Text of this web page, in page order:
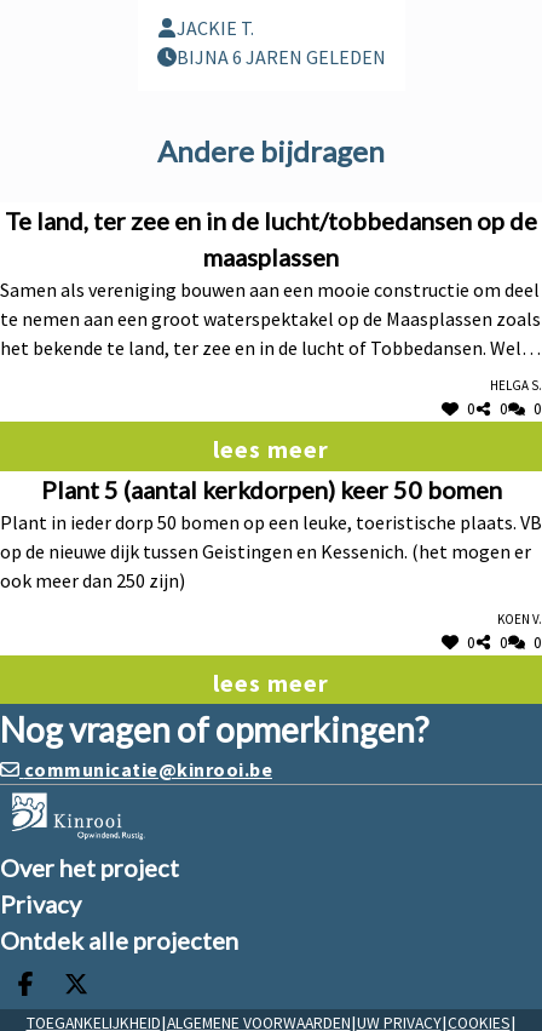
JACKIE T.
BIJNA 6 JAREN GELEDEN
Andere bijdragen
Te land, ter zee en in de lucht/tobbedansen op de
maasplassen
Samen als vereniging bouwen aan een mooie constructie om deel
te nemen aan een groot waterspektakel op de Maasplassen zoals
het bekende te land, ter zee en in de lucht of Tobbedansen. Welke
Kinrooise vereniging maakt de mooiste constructie, welke haalt
de beste tijd, .... ? Ook de toeschouwers zullen veel plezier beleven
bij de stunten die ze te zien krijgen :-)
Helga S.
0 0 0
lees meer
Plant 5 (aantal kerkdorpen) keer 50 bomen
Plant in ieder dorp 50 bomen op een leuke, toeristische plaats. VB
op de nieuwe dijk tussen Geistingen en Kessenich. (het mogen er
ook meer dan 250 zijn)
Koen V.
0 0 0
lees meer
Nog vragen of opmerkingen?
communicatie@kinrooi.be
Over het project
Privacy
Ontdek alle projecten
Deel op facebook
Deel op X
TOEGANKELIJKHEID|ALGEMENE VOORWAARDEN|UW PRIVACY|COOKIES|